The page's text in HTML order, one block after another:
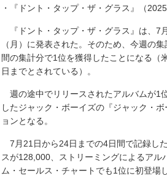
・『ドント・タップ・ザ・グラス』（2025
『ドント・タップ・ザ・グラス』は、7
（月）に発表された。そのため、今週の
間の集計分で1位を獲得したことになる（
日までとされている）。
週の途中でリリースされたアルバムが1
したジャック・ボーイズの『ジャック・
ョンとなる。
7月21日から24日までの4日間で記録し
スが128,000、ストリーミングによるア
ム・セールス・チャートでも1位に初登